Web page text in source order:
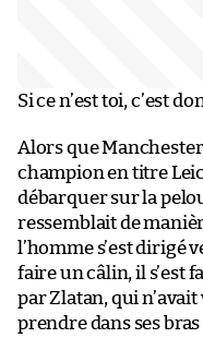
Si ce n’est toi, c’est
Alors que
champion en titre
débarquer sur la
ressemblait de
l’homme s’est dirigé
faire un câlin, il s’est
par Zlatan, qui
prendre dans ses